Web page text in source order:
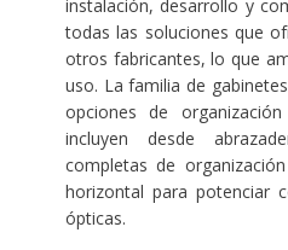
instalación, desarrollo y
todas las soluciones que
otros fabricantes, lo que
uso. La familia de
opciones de
incluyen desde
completas de
horizontal para potenciar
ópticas.